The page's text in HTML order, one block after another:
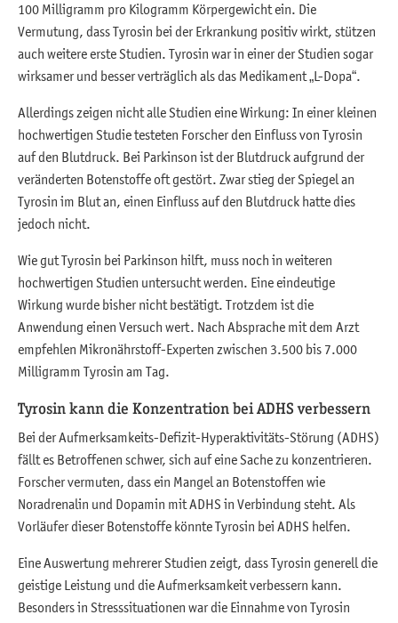
100 Milligramm pro Kilogramm Körpergewicht ein. Die
Vermutung, dass Tyrosin bei der Erkrankung positiv wirkt, stützen
auch weitere erste Studien. Tyrosin war in einer der Studien sogar
wirksamer und besser verträglich als das Medikament „L-Dopa“.
Allerdings zeigen nicht alle Studien eine Wirkung: In einer kleinen
hochwertigen Studie testeten Forscher den Einfluss von Tyrosin
auf den Blutdruck. Bei Parkinson ist der Blutdruck aufgrund der
veränderten Botenstoffe oft gestört. Zwar stieg der Spiegel an
Tyrosin im Blut an, einen Einfluss auf den Blutdruck hatte dies
jedoch nicht.
Wie gut Tyrosin bei Parkinson hilft, muss noch in weiteren
hochwertigen Studien untersucht werden. Eine eindeutige
Wirkung wurde bisher nicht bestätigt. Trotzdem ist die
Anwendung einen Versuch wert. Nach Absprache mit dem Arzt
empfehlen Mikronährstoff-Experten zwischen 3.500 bis 7.000
Milligramm Tyrosin am Tag.
Tyrosin kann die Konzentration bei ADHS verbessern
Bei der Aufmerksamkeits-Defizit-Hyperaktivitäts-Störung (ADHS)
fällt es Betroffenen schwer, sich auf eine Sache zu konzentrieren.
Forscher vermuten, dass ein Mangel an Botenstoffen wie
Noradrenalin und Dopamin mit ADHS in Verbindung steht. Als
Vorläufer dieser Botenstoffe könnte Tyrosin bei ADHS helfen.
Eine Auswertung mehrerer Studien zeigt, dass Tyrosin generell die
geistige Leistung und die Aufmerksamkeit verbessern kann.
Besonders in Stresssituationen war die Einnahme von Tyrosin